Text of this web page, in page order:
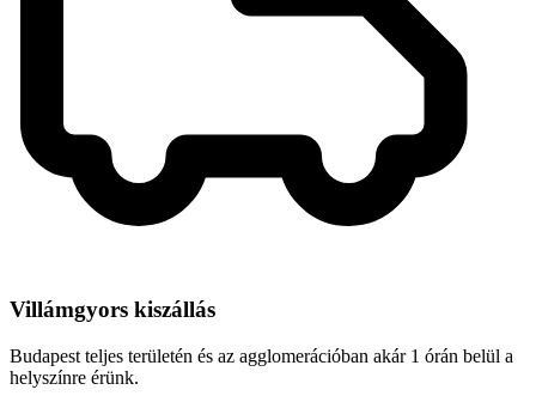
Villámgyors kiszállás
Budapest teljes területén és az agglomerációban akár 1 órán belül a
helyszínre érünk.